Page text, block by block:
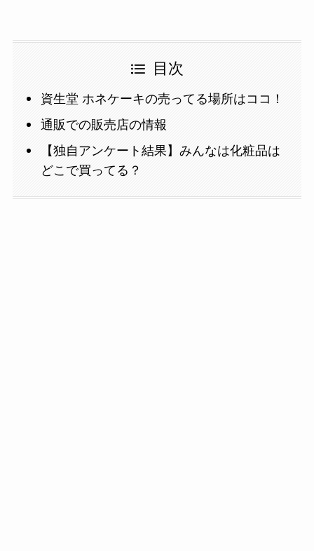
目次
資生堂 ホネケーキの売ってる場所はココ！
通販での販売店の情報
【独自アンケート結果】みんなは化粧品は
どこで買ってる？